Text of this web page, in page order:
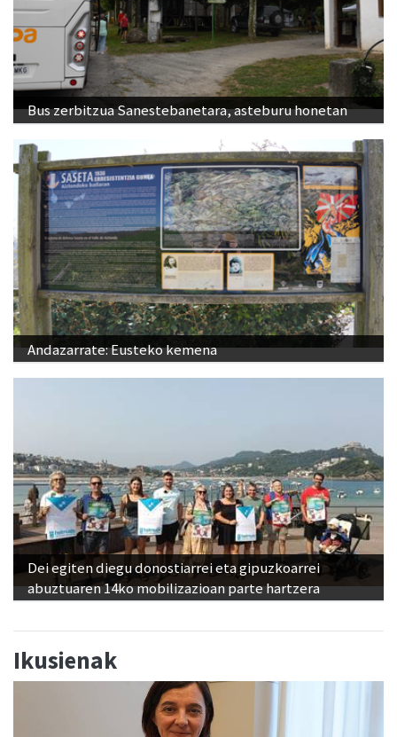
Bus zerbitzua Sanestebanetara, asteburu honetan
Andazarrate: Eusteko kemena
Dei egiten diegu donostiarrei eta gipuzkoarrei
abuztuaren 14ko mobilizazioan parte hartzera
Ikusienak